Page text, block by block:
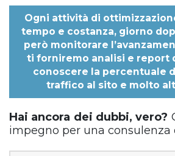
Ogni attività di
tempo e costanza, giorno
però monitorare
ti forniremo analisi e report
conoscere la percentuale
traffico al sito e molto
Hai ancora dei dubbi, vero?
impegno per una consulenza